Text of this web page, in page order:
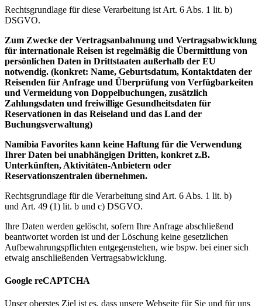
Rechtsgrundlage für diese Verarbeitung ist Art. 6 Abs. 1 lit. b)
DSGVO.
Zum Zwecke der Vertragsanbahnung und Vertragsabwicklung
für internationale Reisen ist regelmäßig die Übermittlung von
persönlichen Daten in Drittstaaten außerhalb der EU
notwendig. (konkret: Name, Geburtsdatum, Kontaktdaten der
Reisenden für Anfrage und Überprüfung von Verfügbarkeiten
und Vermeidung von Doppelbuchungen, zusätzlich
Zahlungsdaten und freiwillige Gesundheitsdaten für
Reservationen in das Reiseland und das Land der
Buchungsverwaltung)
Namibia Favorites kann keine Haftung für die Verwendung
Ihrer Daten bei unabhängigen Dritten, konkret z.B.
Unterkünften, Aktivitäten-Anbietern oder
Reservationszentralen übernehmen.
Rechtsgrundlage für die Verarbeitung sind Art. 6 Abs. 1 lit. b)
und Art. 49 (1) lit. b und c) DSGVO.
Ihre Daten werden gelöscht, sofern Ihre Anfrage abschließend
beantwortet worden ist und der Löschung keine gesetzlichen
Aufbewahrungspflichten entgegenstehen, wie bspw. bei einer sich
etwaig anschließenden Vertragsabwicklung.
Google reCAPTCHA
Unser oberstes Ziel ist es, dass unsere Webseite für Sie und für uns